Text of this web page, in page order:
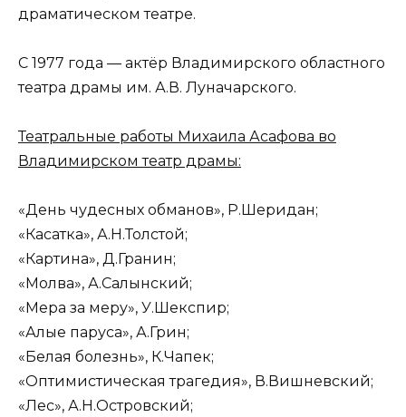
драматическом театре.
С 1977 года — актёр Владимирского областного
театра драмы им. А.В. Луначарского.
Театральные работы Михаила Асафова во
Владимирском театр драмы:
«День чудесных обманов», Р.Шеридан;
«Касатка», А.Н.Толстой;
«Картина», Д.Гранин;
«Молва», А.Салынский;
«Мера за меру», У.Шекспир;
«Алые паруса», А.Грин;
«Белая болезнь», К.Чапек;
«Оптимистическая трагедия», В.Вишневский;
«Лес», А.Н.Островский;